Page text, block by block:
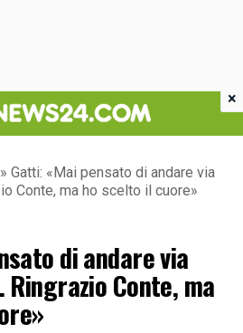
» Gatti: «Mai pensato di andare via
Conte, ma ho scelto il cuore»
di andare via
Ringrazio Conte, ma
×